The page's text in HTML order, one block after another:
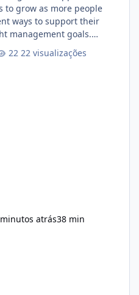
to grow as more people
ways to support their
management goals.
supplement marketed to
22 visualizações
atrás38 min